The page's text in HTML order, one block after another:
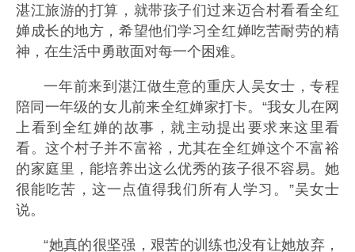
湛江旅游的打算，就带孩子们过来迈合村看看全红
婵成长的地方，希望他们学习全红婵吃苦耐劳的精
神，在生活中勇敢面对每一个困难。
一年前来到湛江做生意的重庆人吴女士，专程
陪同一年级的女儿前来全红婵家打卡。“我女儿在网
上看到全红婵的故事，就主动提出要求来这里看
看。这个村子并不富裕，尤其在全红婵这个不富裕
的家庭里，能培养出这么优秀的孩子很不容易。她
很能吃苦，这一点值得我们所有人学习。”吴女士
说。
“她真的很坚强，艰苦的训练也没有让她放弃，